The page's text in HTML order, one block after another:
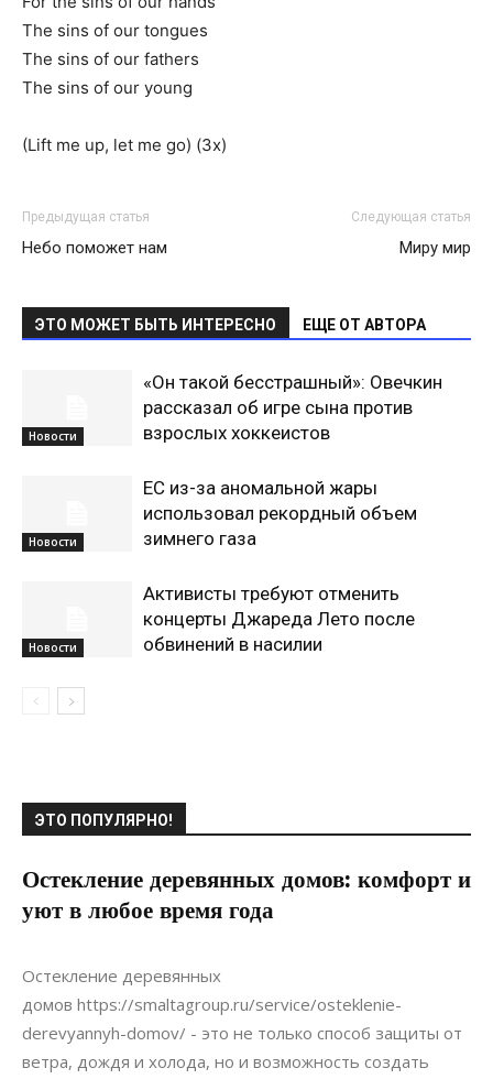
The sins of our tongues
The sins of our fathers
The sins of our young
(Lift me up, let me go) (3x)
Предыдущая статья
Небо поможет нам
Следующая статья
Миру мир
ЭТО МОЖЕТ БЫТЬ ИНТЕРЕСНО ЕЩЕ ОТ АВТОРА
Новости
«Он такой бесстрашный»: Овечкин
рассказал об игре сына против
взрослых хоккеистов
Новости
ЕС из-за аномальной жары
использовал рекордный объем
зимнего газа
Новости
Активисты требуют отменить
концерты Джареда Лето после
обвинений в насилии
ЭТО ПОПУЛЯРНО!
Остекление деревянных домов: комфорт и
уют в любое время года
17.07.2024
Остекление деревянных
домов https://smaltagroup.ru/service/osteklenie-
derevyannyh-domov/ - это не только способ защиты от
ветра, дождя и холода, но и возможность создать